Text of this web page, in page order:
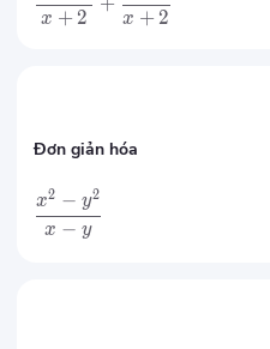
x + 2 x + 2
Đơn giản hóa
x − y
x2 − y2